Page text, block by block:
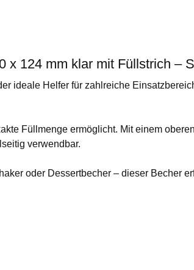
124 mm klar mit Füllstrich –
ideale Helfer für zahlreiche
Füllmenge ermöglicht. Mit einem
verwendbar.
oder Dessertbecher – dieser Becher